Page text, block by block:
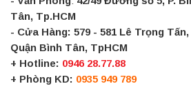
Tân, Tp.HCM
- Cửa Hàng: 579 - 581 Lê Trọng
Quận Bình Tân, TpHCM
+ Hotline: 0946 28.77.88
+ Phòng KD: 0935 949 789